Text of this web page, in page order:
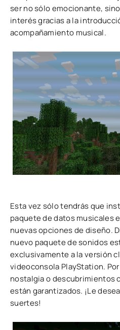
ser no sólo emocionante,
interés gracias a la
acompañamiento musical.
Esta vez sólo tendrás que
paquete de datos musicales
nuevas opciones de diseño.
nuevo paquete de sonidos
exclusivamente a la versión
videoconsola PlayStation.
nostalgia o descubrimientos
están garantizados. ¡Le
suertes!